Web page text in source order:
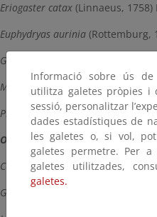
Eriogaster catax (Linnaeus, 1758)
Euphydryas aurinia (Rottemburg,
Graellsia isabellae
Maculinea nausithous
Plebicula golgus(Hubner, 1819)
Odonata
Coenagrion mercuriale
Gomphus graslinii
Informació sobre ús
utilitza galetes pròpies i
sessió, personalitzar
dades estadístiques de
les galetes o, si vol,
galetes permetre. Per
galetes utilitzades,
galetes.